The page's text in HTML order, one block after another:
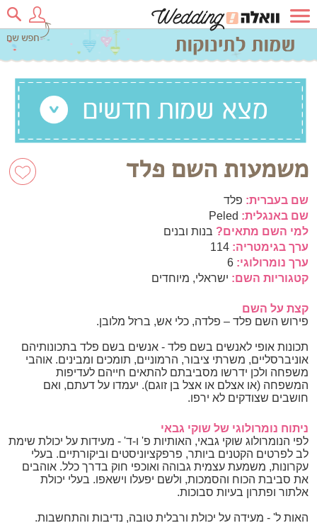
משמעות השם פלד
שם בעברית: פלד
שם באנגלית: Peled
למי השם מתאים? בנות ובנים
ערך בגימטריה: 114
ערך נומרולוגי: 6
קטגוריות השם: ישראלי, מיוחדים
קצת על השם
פירוש השם פלד – פלדה, כלי אש, ברזל מלובן.
תכונות אופי לאנשים בשם פלד - אנשים בשם פלד בתכונותיהם
אוניברסליים, משרתי ציבור, הרמוניים, תומכים ומבינים. אוהבי
משפחה ולכן ידרשו מסביבתם להתאים חייהם לעדיפות
המשפחה (או אצלם או אצל בן זוגם). יעמדו על דעתם, ואם
חושבים שצודקים לא ירפו.
ניתוח נומרולוגי של שוקי גבאי
לפי הנומרולוג שוקי גבאי, האותיות פ' ו-ד' - מעידות על יכולת שימת
לב לפרטים הקטנים ביותר, פרפקציוניסטים וביקורתיים. בעלי
עקרונות, משמעת עצמית גבוהה ואוכפי חוק בדרך כלל. אוהבים
את סביבת הכוח והסמכות, ולשם יפעלו וישאפו. בעלי יכולת
אלתור ופתרון בעיות סבוכות.
האות ל' - מעידה על יכולת ורבלית טובה, נדיבות והתחשבות.